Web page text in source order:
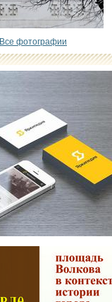
Все фотографии